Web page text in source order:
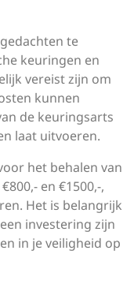
te
keuringen en
vereist zijn om
kunnen
de keuringsarts
laat uitvoeren.
het behalen van
en €1500,-,
Het is belangrijk
investering zijn
in je veiligheid op